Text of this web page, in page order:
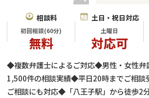
相談料
初回相談(60分)
無料
土日・祝日対応
土曜日
対応可
◆複数弁護士によるご対応◆男性・女性
1,500件の相談実績◆平日20時までご相
ご相談にも対応◆「八王子駅」から徒歩2